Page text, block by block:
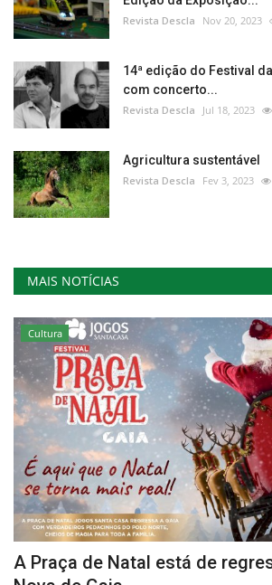
Revista Descla Nov 20, 2023
14ª edição do Festival
com concerto...
Revista Descla Jul 18, 2023
Agricultura sustentável
Revista Descla Fev 3, 2023
MAIS NOTÍCIAS
Cultura
A Praça de Natal está de